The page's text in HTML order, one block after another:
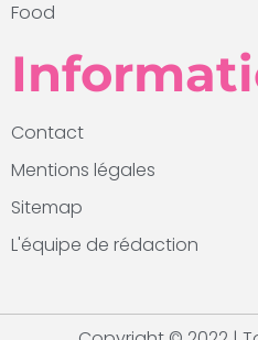
Food
Contact
Mentions légales
Sitemap
L'équipe de rédaction